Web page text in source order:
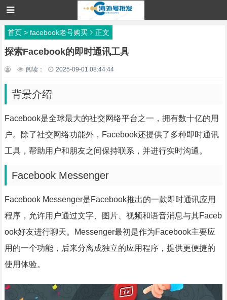
首页> facebook老号购买 正文
探索Facebook的即时通讯工具
阅读： 2025-09-01 08:44:44
背景介绍
Facebook是全球最大的社交网络平台之一，拥有数十亿的用
户。除了社交网络功能外，Facebook还提供了多种即时通讯
工具，帮助用户和朋友之间保持联系，并进行实时沟通。
Facebook Messenger
Facebook Messenger是Facebook推出的一款即时通讯应用
程序，允许用户通过文字、图片、视频和语音消息与其Faceb
ook好友进行聊天。Messenger最初是作为Facebook主要应
用的一个功能，后来分离成独立的应用程序，提供更便捷的
使用体验。